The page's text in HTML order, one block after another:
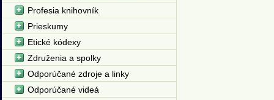
Profesia knihovník
Prieskumy
Etické kódexy
Združenia a spolky
Odporúčané zdroje a linky
Odporúčané videá